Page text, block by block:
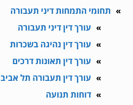
תחומי התמחות דיני תעבורה
עורך דין דיני תעבורה
עורך דין נהיגה בשכרות
עורך דין תאונות דרכים
עורך דין תעבורה תל אביב
דוחות תנועה